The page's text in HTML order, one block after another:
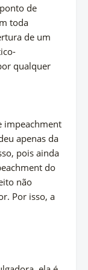
de
toda
de um
qualquer
impeachment
apenas da
pois ainda
do
não
Por isso, a